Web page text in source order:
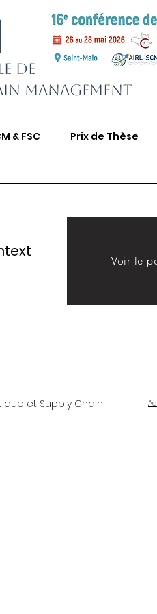
de
Management
& FSC Prix de Thèse
Voir le
et Supply Chain